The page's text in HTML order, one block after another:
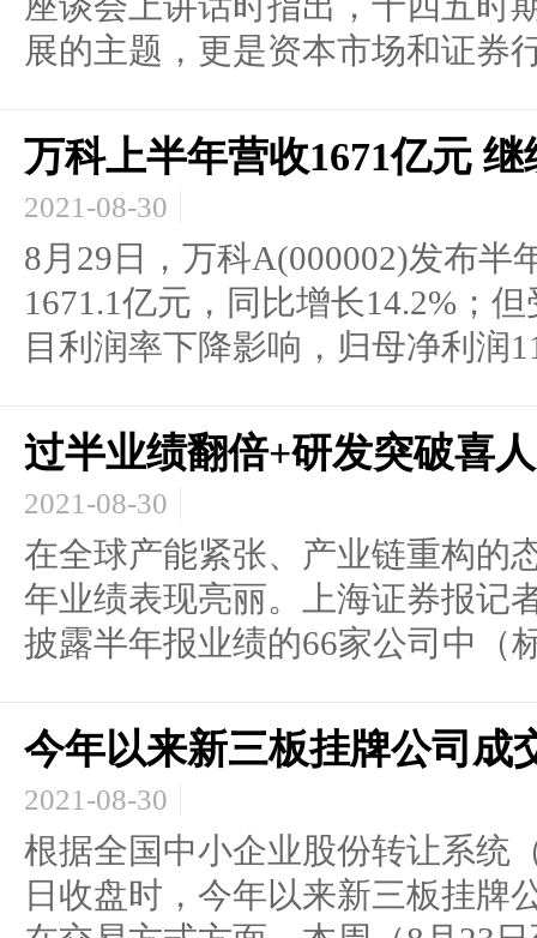
展的主题，更是资本市场和证券
万科上半年营收1671亿元
2021-08-30
8月29日，万科A(000002)发布半
1671.1亿元，同比增长14.2%；
目利润率下降影响，归母净利润
过半业绩翻倍+研发突破喜
2021-08-30
在全球产能紧张、产业链重构的
年业绩表现亮丽。上海证券报记
披露半年报业绩的66家公司中（
今年以来新三板挂牌公司成
2021-08-30
根据全国中小企业股份转让系统
日收盘时，今年以来新三板挂牌